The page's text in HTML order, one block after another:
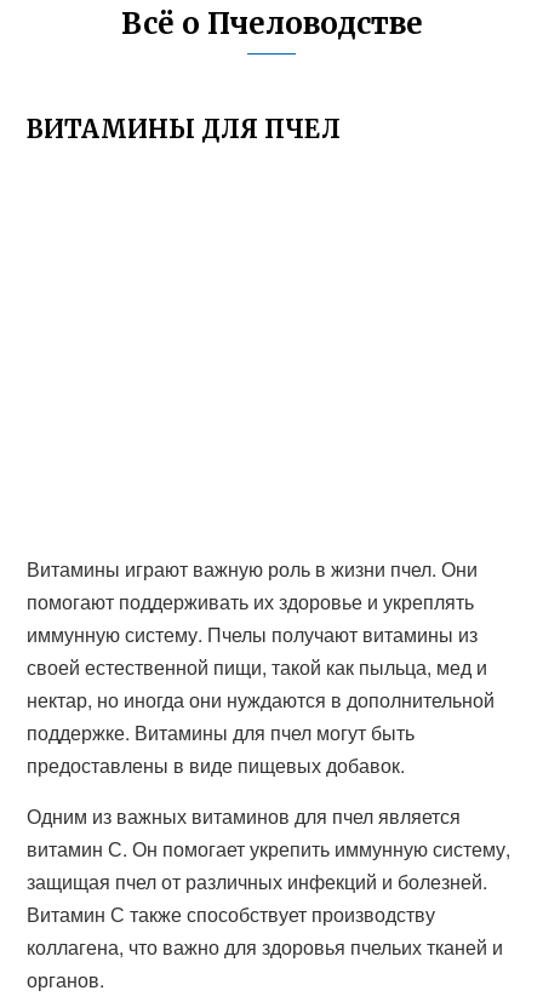
Всё о Пчеловодстве
ВИТАМИНЫ ДЛЯ ПЧЕЛ
Витамины играют важную роль в жизни пчел. Они
помогают поддерживать их здоровье и укреплять
иммунную систему. Пчелы получают витамины из
своей естественной пищи, такой как пыльца, мед и
нектар, но иногда они нуждаются в дополнительной
поддержке. Витамины для пчел могут быть
предоставлены в виде пищевых добавок.
Одним из важных витаминов для пчел является
витамин С. Он помогает укрепить иммунную систему,
защищая пчел от различных инфекций и болезней.
Витамин С также способствует производству
коллагена, что важно для здоровья пчельих тканей и
органов.